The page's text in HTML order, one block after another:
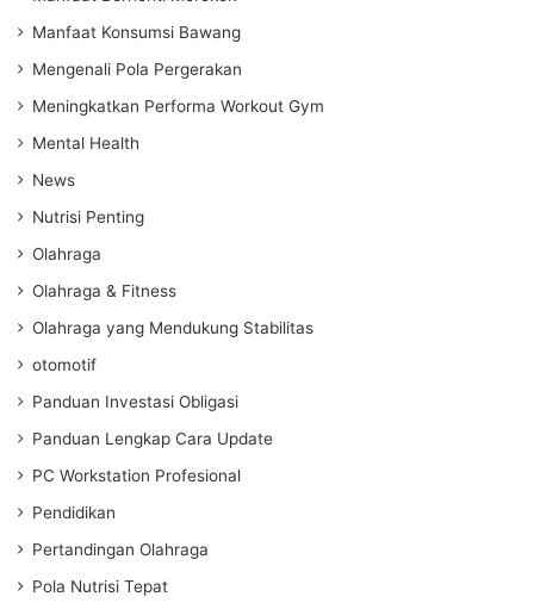
Manfaat Konsumsi Bawang
Mengenali Pola Pergerakan
Meningkatkan Performa Workout Gym
Mental Health
News
Nutrisi Penting
Olahraga
Olahraga & Fitness
Olahraga yang Mendukung Stabilitas
otomotif
Panduan Investasi Obligasi
Panduan Lengkap Cara Update
PC Workstation Profesional
Pendidikan
Pertandingan Olahraga
Pola Nutrisi Tepat